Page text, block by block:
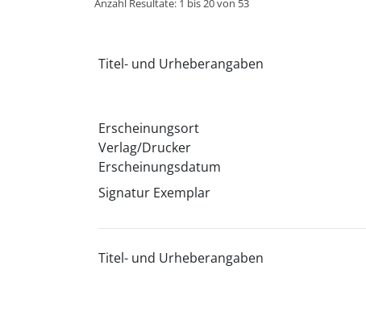
Anzahl Resultate: 1 bis 20 von 53
Titel- und Urheberangaben
Erscheinungsort
Verlag/Drucker
Erscheinungsdatum
Signatur Exemplar
Titel- und Urheberangaben